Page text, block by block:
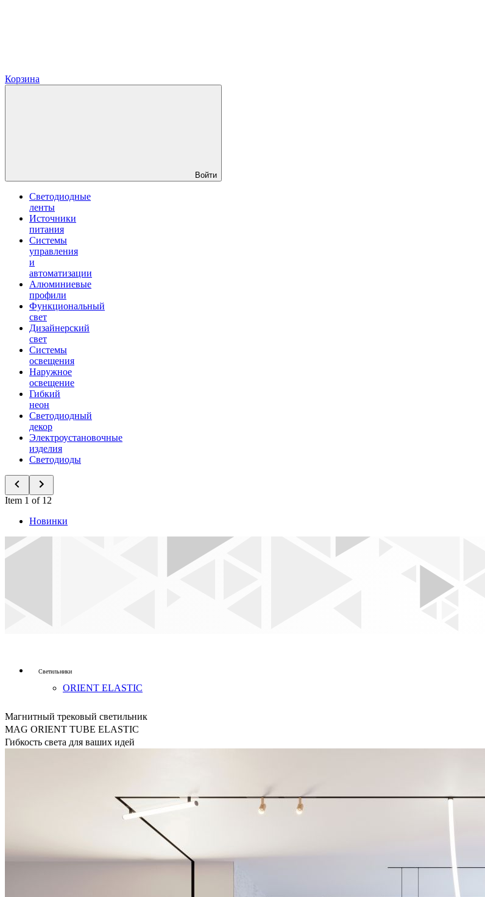
Корзина
Войти
Светодиодные
ленты
Источники
питания
Системы
управления
и
автоматизации
Алюминиевые
профили
Функциональный
свет
Дизайнерский
свет
Системы
освещения
Наружное
освещение
Гибкий
неон
Светодиодный
декор
Электроустановочные
изделия
Светодиоды
Item 1 of 12
Новинки
Светильники
ORIENT ELASTIC
A126/A180 UL
СОВ X480 FreeCut
Магнитный трековый светильник
MAG ORIENT TUBE ELASTIC
Гибкость света для ваших идей